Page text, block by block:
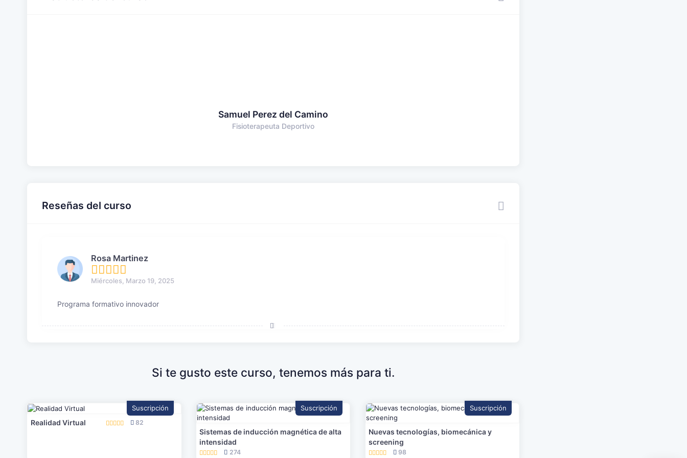
Samuel Perez del Camino
Fisioterapeuta Deportivo
Reseñas del curso
Rosa Martinez
Miércoles, Marzo 19, 2025
Programa formativo innovador
Si te gusto este curso, tenemos más para ti.
Suscripción
Realidad Virtual 82
Suscripción
Sistemas de inducción magnética de alta
intensidad
274
Suscripción
Nuevas tecnologías, biomecánica y
screening
98